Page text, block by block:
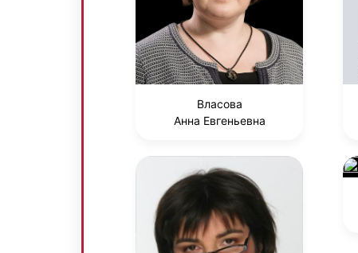
Власова
Анна Евгеньевна